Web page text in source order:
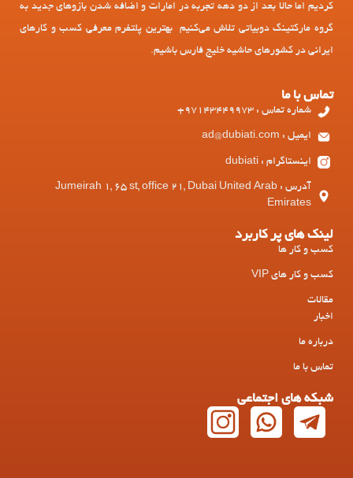
کردیم اما حالا بعد از دو دهه تجربه در امارات و اضافه شدن بازوهای جدید به
گروه مارکتینگ دوبیاتی تلاش می‌کنیم بهترین پلتفرم معرفی کسب و کارهای
ایرانی در کشورهای حاشیه خلیج فارس باشیم.
تماس با ما
شماره تماس : 97143449973+
ایمیل : ad@dubiati.com
اینستاگرام : dubiati
آدرس : Jumeirah 1, 65 st, office 21, Dubai United Arab
Emirates
لینک های پر کاربرد
کسب و کار ها
کسب و کار های VIP
مقالات
اخبار
درباره ما
تماس با ما
شبکه های اجتماعی